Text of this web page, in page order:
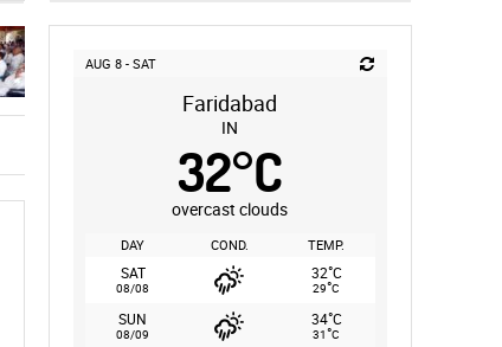
AUG 8 - SAT
Faridabad
IN
32°C
overcast clouds
DAY COND. TEMP.
SAT
08/08
32°C
29°C
SUN
08/09
34°C
31°C